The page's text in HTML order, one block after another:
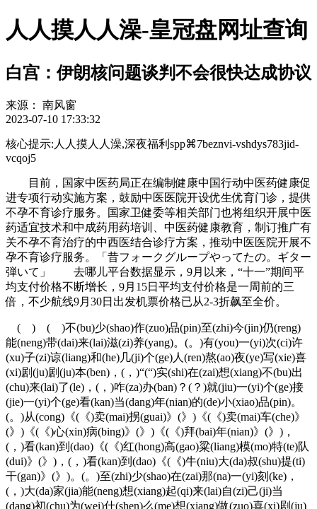
人人摸人人澡-皇冠盘网址查询
白宫：伊朗核问题谈判不会很快达成协议
来源：
南风窗
2023-07-10 17:33:32
核心提示:人人摸人人澡,深夜福利spp⌘7beznvi-vshdys783jid-
vcqoj5
目前，国家中医药局正在编制健康中国行动中医药健康促
进专项行动实施方案，鼓励中医医院开设优生优育门诊，提供
不孕不育诊疗服务。国家卫健委等相关部门也将组织开展中医
药适宜技术和中成药用药培训、中医药健康教育，制订推广有
关不孕不育治疗的中西医结合诊疗方案，推动中医医院开展不
孕不育诊疗服务。「昔フォークグループやってたの。ギター
弾いて」 去哪儿平台数据显示，9月以来，“十一”期间平
均支付价格不断增长，9月15日平均支付价格是一周前的三
倍，不少航线9月30日出发机票价格已从2-3折飙至全价。
( ) ( )不(bu)少(shao)作(zuo)品(pin)至(zhi)今(jin)仍(reng)
能(neng)带(dai)来(lai)滋(zi)养(yang)。(。)有(you)一(yi)次(ci)许
(xu)子(zi)谅(liang)和(he)几(ji)个(ge)人(ren)熬(ao)夜(ye)写(xie)喜
(xi)剧(ju)剧(ju)本(ben)，(，)“(“)实(shi)在(zai)想(xiang)不(bu)出
(chu)来(lai)了(le)，(，)咋(za)办(ban)？(？)就(jiu)一(yi)个(ge)接
(jie)一(yi)个(ge)看(kan)当(dang)年(nian)的(de)小(xiao)品(pin)。
(。)从(cong)《(《)卖(mai)拐(guai)》(》)《(《)卖(mai)车(che)》
(》)《(《)心(xin)病(bing)》(》)《(《)拜(bai)年(nian)》(》)，
(，)看(kan)到(dao)《(《)红(hong)高(gao)粱(liang)模(mo)特(te)队
(dui)》(》)，(，)看(kan)到(dao)《(《)牛(niu)大(da)叔(shu)提(ti)
干(gan)》(》)。(。)至(zhi)少(shao)在(zai)那(na)一(yi)刻(ke)，
(，)大(da)家(jia)能(neng)想(xiang)起(qi)来(lai)自(zi)己(ji)当
(dang)初(chu)为(wei)什(shen)么(me)想(xiang)做(zuo)喜(xi)剧(ju)